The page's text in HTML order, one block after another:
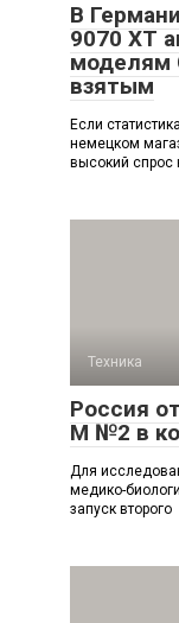
В
9070 XT
моделям
взятым
Если
немецком
высокий спрос
Техника
Россия
М №2 в
Для
медико-
запуск второго